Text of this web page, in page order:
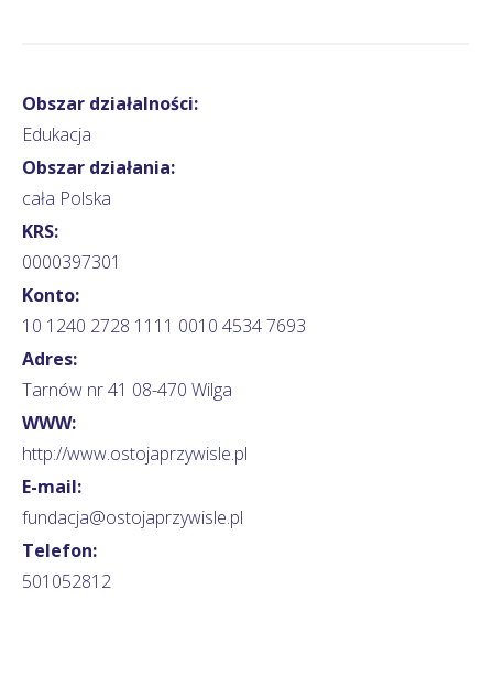
Obszar działalności:
Edukacja
Obszar działania:
cała Polska
KRS:
0000397301
Konto:
10 1240 2728 1111 0010 4534 7693
Adres:
Tarnów nr 41 08-470 Wilga
WWW:
http://www.ostojaprzywisle.pl
E-mail:
fundacja@ostojaprzywisle.pl
Telefon:
501052812